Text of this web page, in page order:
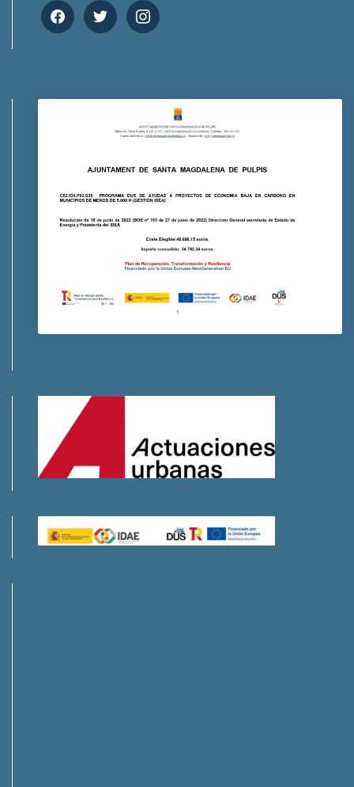
facebooktwitter instagram